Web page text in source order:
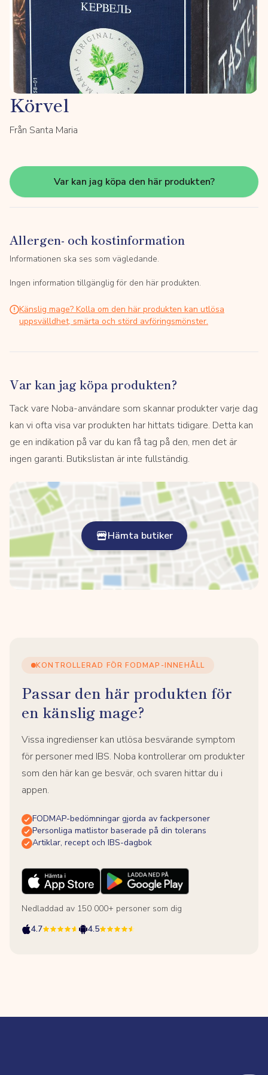
Körvel
Från Santa Maria
Var kan jag köpa den här produkten?
Allergen- och kostinformation
Informationen ska ses som vägledande.
Ingen information tillgänglig för den här produkten.
Känslig mage? Kolla om den här produkten kan utlösa
uppsvälldhet, smärta och störd avföringsmönster.
Var kan jag köpa produkten?
Tack vare Noba-användare som skannar produkter varje dag
kan vi ofta visa var produkten har hittats tidigare. Detta kan
ge en indikation på var du kan få tag på den, men det är
ingen garanti. Butikslistan är inte fullständig.
Hämta butiker
KONTROLLERAD FÖR FODMAP-INNEHÅLL
Passar den här produkten för
en känslig mage?
Vissa ingredienser kan utlösa besvärande symptom
för personer med IBS. Noba kontrollerar om produkter
som den här kan ge besvär, och svaren hittar du i
appen.
FODMAP-bedömningar gjorda av fackpersoner
Personliga matlistor baserade på din tolerans
Artiklar, recept och IBS-dagbok
Nedladdad av 150 000+ personer som dig
4.7
4.5